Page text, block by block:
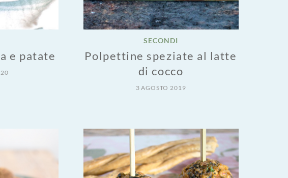
e patate
SECONDI
Polpettine speziate al latte
di cocco
3 AGOSTO 2019